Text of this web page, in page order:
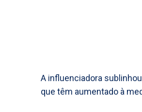
A influenciadora
que têm aumentado à